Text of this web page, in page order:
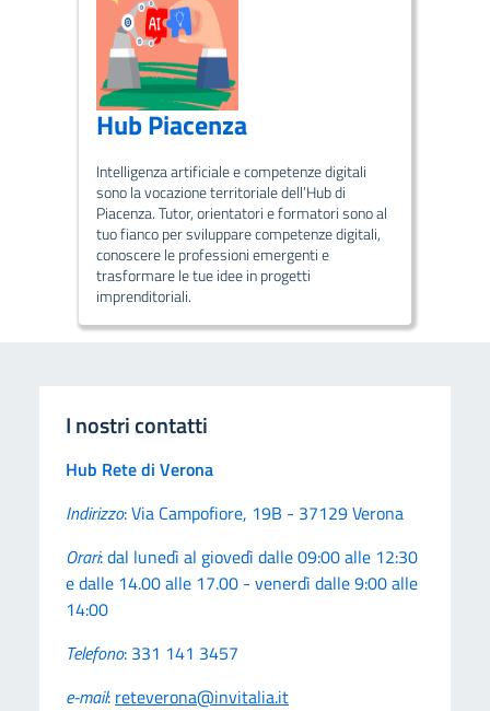
Hub Piacenza
Intelligenza artificiale e competenze digitali
sono la vocazione territoriale dell’Hub di
Piacenza. Tutor, orientatori e formatori sono al
tuo fianco per sviluppare competenze digitali,
conoscere le professioni emergenti e
trasformare le tue idee in progetti
imprenditoriali.
I nostri contatti
Descrizione Contatto
Hub Rete di Verona
Indirizzo: Via Campofiore, 19B - 37129 Verona
Orari: dal lunedì al giovedì dalle 09:00 alle 12:30
e dalle 14.00 alle 17.00 - venerdì dalle 9:00 alle
14:00
Telefono: 331 141 3457
e-mail: reteverona@invitalia.it